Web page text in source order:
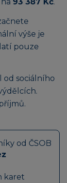
výše je
pouze
od sociálního
od ČSOB
karet